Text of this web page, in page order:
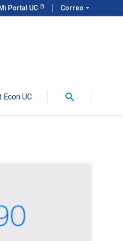
Mi Portal UC Correo arrow_drop_down
Econ UC search